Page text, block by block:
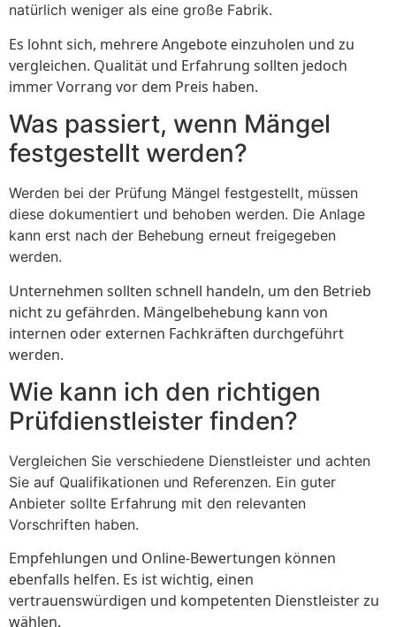
natürlich weniger als eine große Fabrik.
Es lohnt sich, mehrere Angebote einzuholen und zu
vergleichen. Qualität und Erfahrung sollten jedoch
immer Vorrang vor dem Preis haben.
Was passiert, wenn Mängel
festgestellt werden?
Werden bei der Prüfung Mängel festgestellt, müssen
diese dokumentiert und behoben werden. Die Anlage
kann erst nach der Behebung erneut freigegeben
werden.
Unternehmen sollten schnell handeln, um den Betrieb
nicht zu gefährden. Mängelbehebung kann von
internen oder externen Fachkräften durchgeführt
werden.
Wie kann ich den richtigen
Prüfdienstleister finden?
Vergleichen Sie verschiedene Dienstleister und achten
Sie auf Qualifikationen und Referenzen. Ein guter
Anbieter sollte Erfahrung mit den relevanten
Vorschriften haben.
Empfehlungen und Online-Bewertungen können
ebenfalls helfen. Es ist wichtig, einen
vertrauenswürdigen und kompetenten Dienstleister zu
wählen.